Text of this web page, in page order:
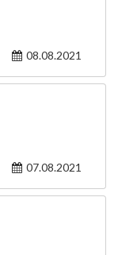
08.08.2021
07.08.2021